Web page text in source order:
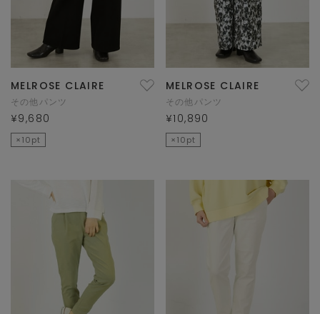
MELROSE CLAIRE
その他パンツ
¥9,680
×10pt
MELROSE CLAIRE
その他パンツ
¥10,890
×10pt